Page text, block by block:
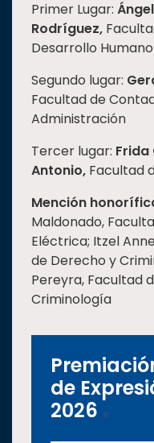
Primer Lugar:
Rodríguez,
Desarrollo Humano
Segundo lugar:
Facultad de
Administración
Tercer lugar: Frida
Antonio, Facultad
Mención
Maldonado,
Eléctrica; Itzel
de Derecho y
Pereyra, Facultad
Criminología
de
2026